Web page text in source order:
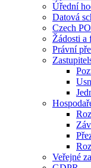
Úřední
Datová
Czech
Žádosti a
Právní
Veřejné